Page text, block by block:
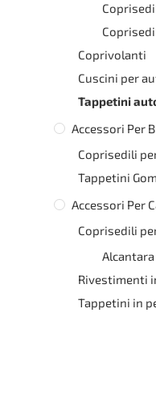
Coprivolanti
Cuscini per
Tappetini
Accessori Per
Coprisedili
Tappetini
Accessori Per
Coprisedili
Alcantara
Rivestimenti
Tappetini in